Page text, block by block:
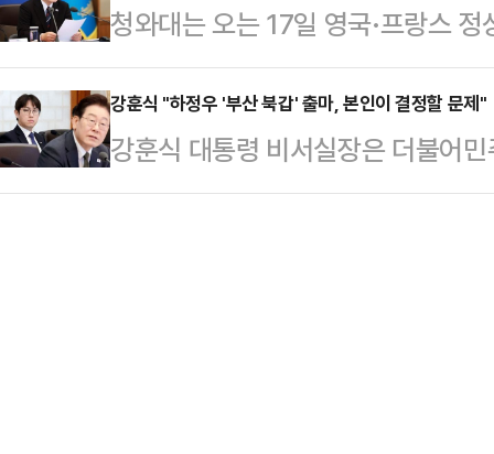
불러온 위기를 돌파하기 위해 모든
한 대응과 빈…
령은 이번 순방에서 경제 협력 강화
지 공급망 위기 대응 방안 마련 등
보실장은 16일 청와대 춘추관에서
다.이 대통령은 나렌드라 모디 인
박 3일간 인도…
청와대는 오는 17일 영국·프랑스
에 대한 국제 화상 회의에 이재명
하고 있다고 밝혔다.청와대 고위
프랑스가 주최하는 다자 회의가 열
정 검토하고 있다"며 "호르무즈 해
강훈식 "하정우 '부산 북갑' 출마, 본인이 결정할 문제"
강훈식 대통령 비서실장은 더불어
지는 부산 북갑 보궐선거 출마 러브